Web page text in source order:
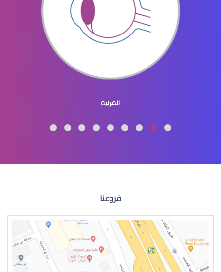
عيون الاطفال المنغوليين
عيون الطفل الرضيع
القرنية
فروعنا